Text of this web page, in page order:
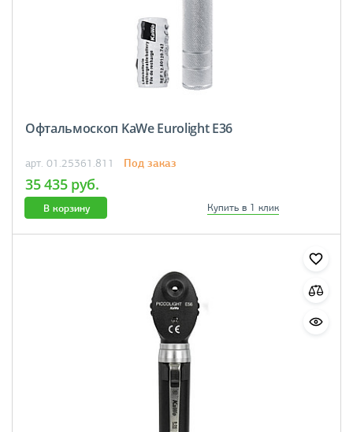
Офтальмоскоп KaWe Eurolight E36
арт. 01.25361.811 Под заказ
35 435 руб.
В корзину Купить в 1 клик